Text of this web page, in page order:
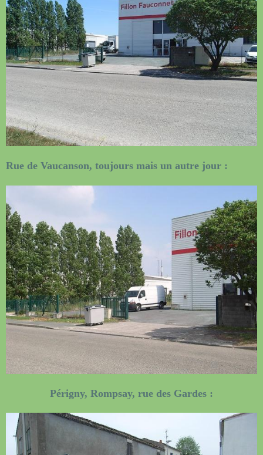
Rue de Vaucanson, toujours mais un autre jour :
Périgny, Rompsay, rue des Gardes :